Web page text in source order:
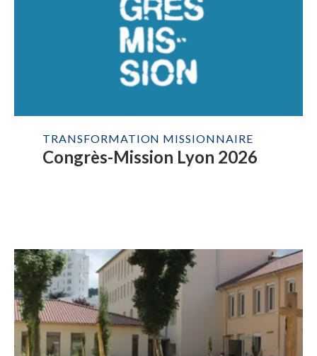
TRANSFORMATION MISSIONNAIRE
Congrès-Mission Lyon 2026